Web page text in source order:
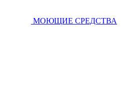
МОЮЩИЕ СРЕДСТВА